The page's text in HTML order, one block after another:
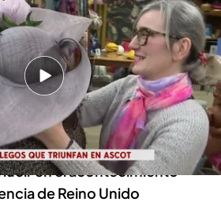
Noticias Cuatro
las ciencias económicas
su pasión: los sombreros
a Ascot y le encargó unos
en el acontecimiento
de Reino Unido